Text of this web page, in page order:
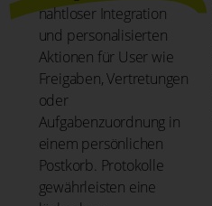
nahtloser Integration
und personalisierten
Aktionen für User wie
Freigaben, Vertretungen
oder
Aufgabenzuordnung in
einem persönlichen
Postkorb. Protokolle
gewährleisten eine